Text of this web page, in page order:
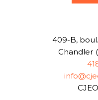
409-B,
Chandler